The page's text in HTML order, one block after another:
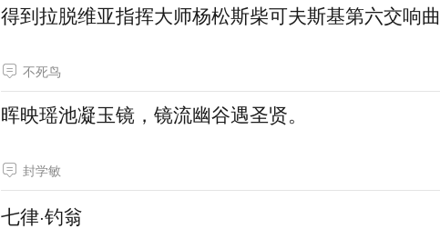
得到拉脱维亚指挥大师杨松斯柴可夫斯基第六交响曲
不死鸟
晖映瑶池凝玉镜，镜流幽谷遇圣贤。
封学敏
七律·钓翁